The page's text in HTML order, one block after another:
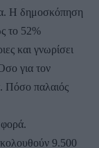
Η δημοσκόπηση
το 52%
και γνωρίσει
για τον
Πόσο παλαιός
9.500